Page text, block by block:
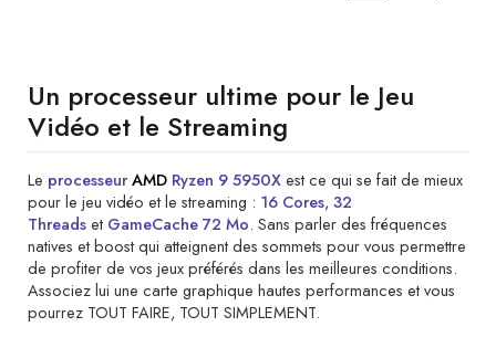
Un processeur ultime pour le Jeu
Vidéo et le Streaming
Le processeurAMD Ryzen 9 5950Xest ce qui se fait de mieux
pour le jeu vidéo et le streaming : 16 Cores, 32
Threadset GameCache 72 Mo. Sans parler des fréquences
natives et boost qui atteignent des sommets pour vous permettre
de profiter de vos jeux préférés dans les meilleures conditions.
Associez lui une carte graphique hautes performances et vous
pourrez TOUT FAIRE, TOUT SIMPLEMENT.